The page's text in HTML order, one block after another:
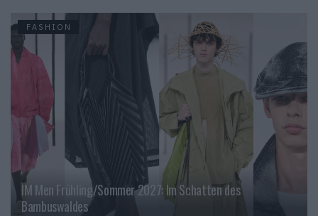
FASHION
IM Men Frühling/Sommer 2027: Im Schatten des
Bambuswaldes